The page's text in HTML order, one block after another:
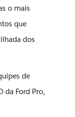
o mais
que
dos
de
da Ford Pro,